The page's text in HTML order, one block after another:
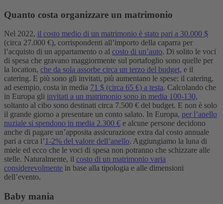
Quanto costa organizzare un matrimonio
Nel 2022, il costo medio di un matrimonio è stato pari a 30.000 $
(circa 27.000 €), corrispondenti all’importo della caparra per
l’acquisto di un appartamento o al costo di un’auto. Di solito le voci
di spesa che gravano maggiormente sul portafoglio sono quelle per
la location, che da sola assorbe circa un terzo del budget, e il
catering. E più sono gli invitati, più aumentano le spese: il catering,
ad esempio, costa in media 71 $ (circa 65 €) a testa. Calcolando che
in Europa gli invitati a un matrimonio sono in media 100-130,
soltanto al cibo sono destinati circa 7.500 € del budget. E non è solo
il grande giorno a presentare un conto salato. In Europa, per l’anello
nuziale si spendono in media 2.300 € e alcune persone decidono
anche di pagare un’apposita assicurazione extra dal costo annuale
pari a circa l’1-2% del valore dell’anello. Aggiungiamo la luna di
miele ed ecco che le voci di spesa non potranno che schizzare alle
stelle. Naturalmente, il costo di un matrimonio varia
considerevolmente in base alla tipologia e alle dimensioni
dell’evento.
Baby mania